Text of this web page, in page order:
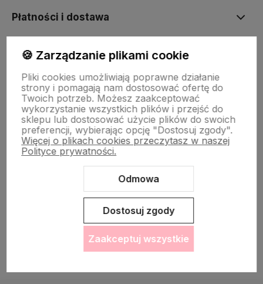
Płatności i dostawa
Informacje
O nas
Sklep internetowy Shoper Premium
Szablon Shoper Modern 3.0™
🍪 Zarządzanie plikami cookie
Pliki cookies umożliwiają poprawne działanie
strony i pomagają nam dostosować ofertę do
Twoich potrzeb. Możesz zaakceptować
wykorzystanie wszystkich plików i przejść do
sklepu lub dostosować użycie plików do swoich
preferencji, wybierając opcję "Dostosuj zgody".
Więcej o plikach cookies przeczytasz w naszej
Polityce prywatności.
Odmowa
Dostosuj zgody
Zaakceptuj wszystkie